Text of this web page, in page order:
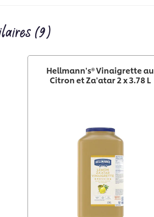
(9)
Hellmann's® Vinaigrette au
Citron et Za'atar 2 x 3.78 L